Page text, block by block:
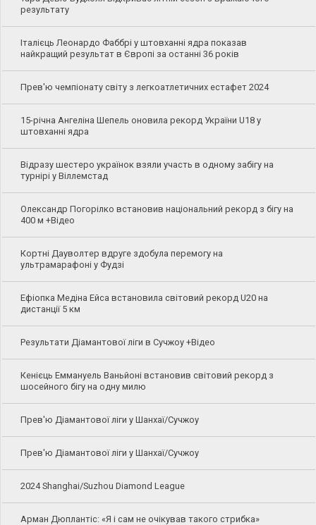
результату
Італієць Леонардо Фаббрі у штовханні ядра показав
найкращий результат в Європі за останні 36 років
Прев'ю чемпіонату світу з легкоатлетичних естафет 2024
15-річна Ангеліна Шепель оновила рекорд України U18 у
штовханні ядра
Відразу шестеро українок взяли участь в одному забігу на
турнірі у Віллемстад
Олександр Погорілко встановив національний рекорд з бігу на
400 м +Відео
Кортні Дауволтер вдруге здобула перемогу на
ультрамарафоні у Фудзі
Ефіопка Медіна Ейса встановила світовий рекорд U20 на
дистанції 5 км
Результати Діамантової ліги в Сучжоу +Відео
Кенієць Еммануель Ваньйоні встановив світовий рекорд з
шосейного бігу на одну милю
Прев'ю Діамантової ліги у Шанхаї/Сучжоу
Прев'ю Діамантової ліги у Шанхаї/Сучжоу
2024 Shanghai/Suzhou Diamond League
Арман Дюплантіс: «Я і сам не очікував такого стрибка»